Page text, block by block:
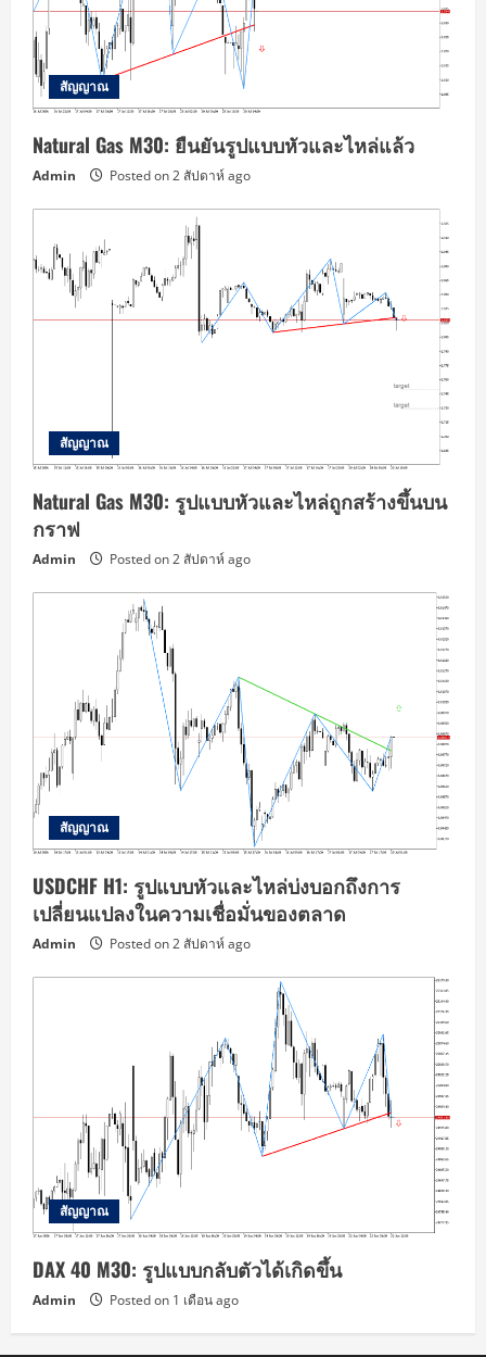
สัญญาณ
Natural Gas M30: ยืนยันรูปแบบหัวและไหล่แล้ว
Admin Posted on 2 สัปดาห์ ago
สัญญาณ
Natural Gas M30: รูปแบบหัวและไหล่ถูกสร้างขึ้นบน
กราฟ
Admin Posted on 2 สัปดาห์ ago
สัญญาณ
USDCHF H1: รูปแบบหัวและไหล่บ่งบอกถึงการ
เปลี่ยนแปลงในความเชื่อมั่นของตลาด
Admin Posted on 2 สัปดาห์ ago
สัญญาณ
DAX 40 M30: รูปแบบกลับตัวได้เกิดขึ้น
Admin Posted on 1 เดือน ago